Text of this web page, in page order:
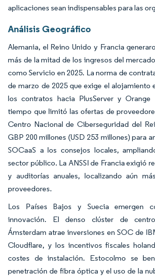
aplicaciones sean indispensables para las
Análisis Geográfico
Alemania, el Reino Unido y Francia
más de la mitad de los ingresos del
como Servicio en 2025. La norma de
de marzo de 2025 que exige el alojamiento
los contratos hacia PlusServer y Orange
tiempo que limitó las ofertas de
Centro Nacional de Ciberseguridad del
GBP 200 millones (USD 253 millones) para
SOCaaS a los consejos locales,
sector público. La ANSSI de Francia exigió
y auditorías anuales, localizando aún
proveedores.
Los Países Bajos y Suecia emergen
innovación. El denso clúster de
Ámsterdam atrae inversiones en SOC de
Cloudflare, y los incentivos fiscales
costes de instalación. Estocolmo se
penetración de fibra óptica y el uso de la